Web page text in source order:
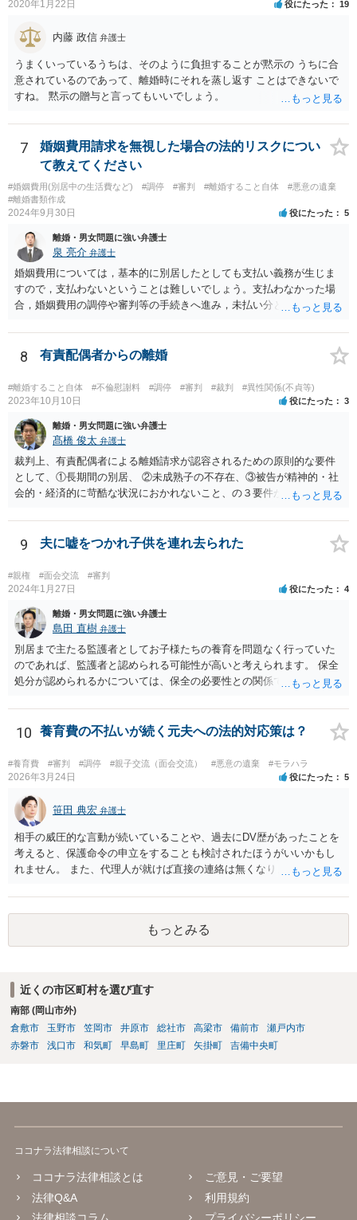
2020年1月22日 役にたった 19
内藤 政信 弁護士
うまくいっているうちは、そのように負担することが黙示の うちに合
意されているのであって、離婚時にそれを蒸し返す ことはできないで
すね。 黙示の贈与と言ってもいいでしょう。
7
婚姻費用請求を無視した場合の法的リスクについ
て教えてください
#婚姻費用(別居中の生活費など) #調停 #審判 #離婚すること自体
#悪意の遺棄
#離婚書類作成
2024年9月30日 役にたった 5
離婚・男女問題に強い弁護士
泉 亮介 弁護士
婚姻費用については，基本的に別居したとしても支払い義務が生じま
すので，支払わないということは難しいでしょう。支払わなかった場
合，婚姻費用の調停や審判等の手続きへ進み，未払い分として差押を
8 有責配偶者からの離婚
#離婚すること自体 #不倫慰謝料 #調停 #審判 #裁判 #異性関係(不貞等)
2023年10月10日 役にたった 3
離婚・男女問題に強い弁護士
髙橋 俊太 弁護士
裁判上、有責配偶者による離婚請求が認容されるための原則的な要件
として、①長期間の別居、 ②未成熟子の不存在、③被告が精神的・社
会的・経済的に苛酷な状況におかれないこと、の３要件が必要である
監護しており（②）、仮に離婚を認容すれば、専業主婦の貴方が経済
的に過酷な状況におかれる可能性がありますので（③）、現時点で
は、夫側の離婚請求は裁判では認められにくい状況であると考えられ
ます。 一方で、期間が経過して子が成人した場合（②）、別居期間は
すでに１０年超となり、婚姻期間の３分の１程度とはいえ相当程度の
長期別居となるので（①）、③の点がクリアされれば、夫側の離婚請
求が認容される余地はあります（専門的には、③は被告側から反論し
なければならないことです）。別居期間何年であれば要件①が常に充
たされるといった定式はなく、事案に応じて総合的に判断されるとこ
ろです。
9 夫に嘘をつかれ子供を連れ去られた
#親権 #面会交流 #審判
2024年1月27日 役にたった 4
離婚・男女問題に強い弁護士
島田 直樹 弁護士
別居まで主たる監護者としてお子様たちの養育を問題なく行っていた
のであれば、監護者と認められる可能性が高いと考えられます。 保全
処分が認められるかについては、保全の必要性との関係でなんともい
す。 精神的なご負担も大きいと思いますが、担当の弁護士とよく相談
しながら手続を進めてください。
10 養育費の不払いが続く元夫への法的対応策は？
#養育費 #審判 #調停 #親子交流（面会交流） #悪意の遺棄 #モラハラ
2026年3月24日 役にたった 5
笹田 典宏 弁護士
相手の威圧的な言動が続いていることや、過去にDV歴があったことを
考えると、保護命令の申立をすることも検討されたほうがいいかもし
れません。 また、代理人が就けば直接の連絡は無くなりますので、ご
やりとりが相当ご心労になっていると見受けられますので、一度弁護
士や行政の相談窓口にご相談されることをお勧め致します。
もっとみる
近くの市区町村を選び直す
南部 (岡山市外)
倉敷市
玉野市 笠岡市 井原市 総社市 高梁市 備前市
瀬戸内市
赤磐市
浅口市 和気町 早島町 里庄町 矢掛町 吉備中央町
ココナラ法律相談について
ココナラ法律相談とは
法律Q&A
ご意見・ご要望
利用規約